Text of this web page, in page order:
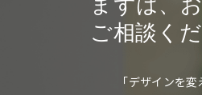
ご相談く
「デザインを変